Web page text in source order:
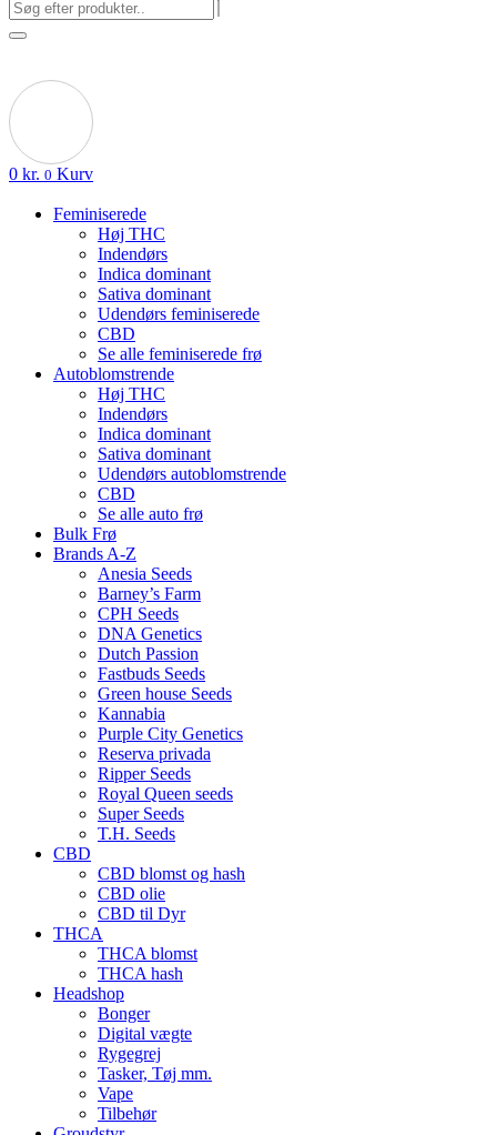
0 kr. 0 Kurv
Feminiserede
Høj THC
Indendørs
Indica dominant
Sativa dominant
Udendørs feminiserede
CBD
Se alle feminiserede frø
Autoblomstrende
Høj THC
Indendørs
Indica dominant
Sativa dominant
Udendørs autoblomstrende
CBD
Se alle auto frø
Bulk Frø
Brands A-Z
Anesia Seeds
Barney’s Farm
CPH Seeds
DNA Genetics
Dutch Passion
Fastbuds Seeds
Green house Seeds
Kannabia
Purple City Genetics
Reserva privada
Ripper Seeds
Royal Queen seeds
Super Seeds
T.H. Seeds
CBD
CBD blomst og hash
CBD olie
CBD til Dyr
THCA
THCA blomst
THCA hash
Headshop
Bonger
Digital vægte
Rygegrej
Tasker, Tøj mm.
Vape
Tilbehør